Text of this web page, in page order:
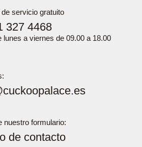
servicio gratuito
327 4468
lunes a viernes de 09.00 a 18.00
nuestro formulario:
de contacto